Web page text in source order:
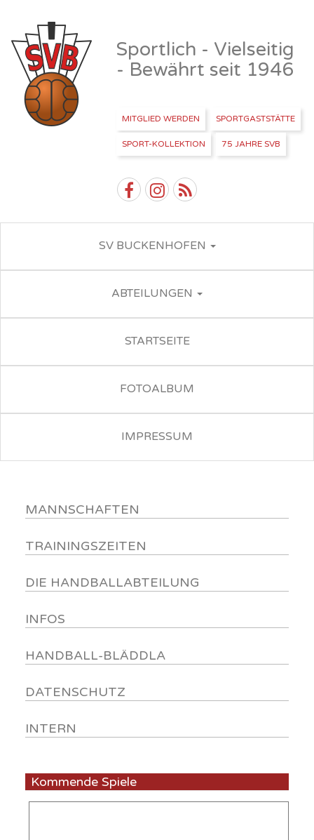
Sportlich - Vielseitig
- Bewährt seit 1946
MITGLIED WERDEN SPORTGASTSTÄTTE
SPORT-KOLLEKTION 75 JAHRE SVB
SV BUCKENHOFEN
ABTEILUNGEN
STARTSEITE
FOTOALBUM
IMPRESSUM
MANNSCHAFTEN
TRAININGSZEITEN
DIE HANDBALLABTEILUNG
INFOS
HANDBALL-BLÄDDLA
DATENSCHUTZ
INTERN
Kommende Spiele